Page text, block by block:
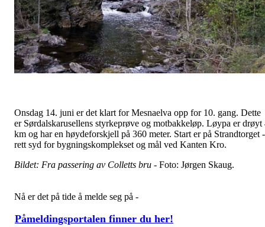
Onsdag 14. juni er det klart for Mesnaelva opp for 10. gang. Dette
er Sørdalskarusellens styrkeprøve og motbakkeløp. Løypa er drøyt
km og har en høydeforskjell på 360 meter. Start er på Strandtorget -
rett syd for bygningskomplekset og mål ved Kanten Kro.
Bildet: Fra passering av Colletts bru - Foto: Jørgen Skaug.
Nå er det på tide å melde seg på -
Påmeldingsportalen finner du her!